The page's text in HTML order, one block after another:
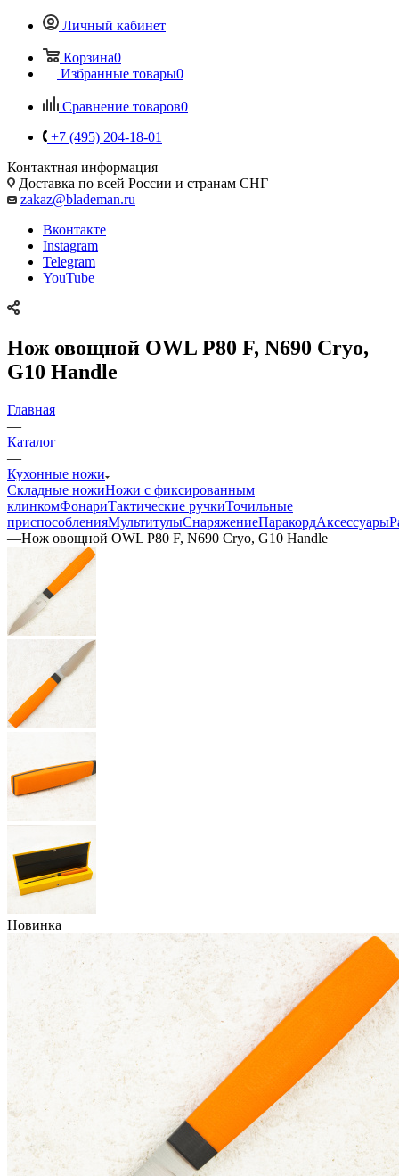
Личный кабинет
Корзина0
Избранные товары0
Сравнение товаров0
+7 (495) 204-18-01
Контактная информация
Доставка по всей России и странам СНГ
zakaz@blademan.ru
Вконтакте
Instagram
Telegram
YouTube
Нож овощной OWL P80 F, N690 Cryo,
G10 Handle
Главная
—
Каталог
—
Кухонные ножи
Складные ножиНожи с фиксированным
клинкомФонариТактические ручкиТочильные
приспособленияМультитулыСнаряжениеПаракордАксессуары
—Нож овощной OWL P80 F, N690 Cryo, G10 Handle
Новинка